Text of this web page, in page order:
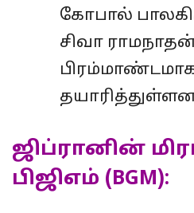
கோபால்
சிவா
ஜிப்ரானின்
பிஜிஎம் (BGM):